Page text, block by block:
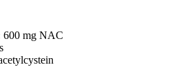
600 mg NAC